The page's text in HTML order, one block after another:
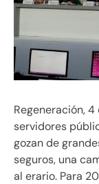
Regeneración,
servidores
gozan de
seguros, una
al erario. Para